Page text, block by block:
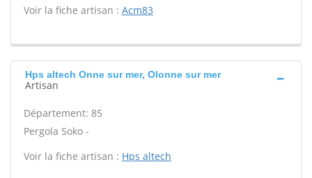
Voir la fiche artisan : Acm83
Hps altech Onne sur mer, Olonne sur mer
Artisan
Département: 85
Pergola Soko -
Voir la fiche artisan : Hps altech